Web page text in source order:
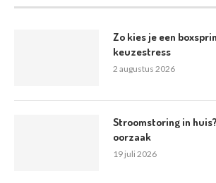
Zo kies je een
keuzestress
2 augustus 2026
Stroomstoring in
oorzaak
19 juli 2026